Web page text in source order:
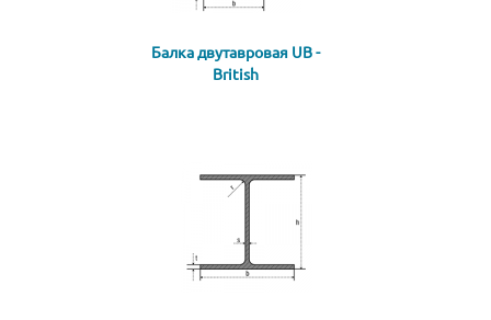
Балка двутавровая UB -
British